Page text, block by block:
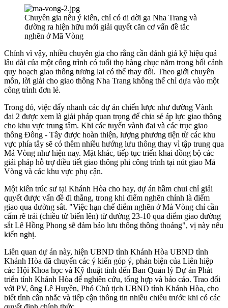
Chuyên gia nêu ý kiến, chỉ có di dời ga Nha Trang và
đường ra hiện hữu mới giải quyết căn cơ vấn đề tắc
nghẽn ở Mã Vòng
Chính vì vậy, nhiều chuyên gia cho rằng cần đánh giá kỹ hiệu quả
lâu dài của một công trình có tuổi thọ hàng chục năm trong bối cảnh
quy hoạch giao thông tương lai có thể thay đổi. Theo giới chuyên
môn, lời giải cho giao thông Nha Trang không thể chỉ dựa vào một
công trình đơn lẻ.
Trong đó, việc đẩy nhanh các dự án chiến lược như đường Vành
đai 2 được xem là giải pháp quan trọng để chia sẻ áp lực giao thông
cho khu vực trung tâm. Khi các tuyến vành đai và các trục giao
thông Đông - Tây được hoàn thiện, lượng phương tiện từ các khu
vực phía tây sẽ có thêm nhiều hướng lưu thông thay vì tập trung qua
Mả Vòng như hiện nay. Mặt khác, tiếp tục triển khai đồng bộ các
giải pháp hỗ trợ điều tiết giao thông phi công trình tại nút giao Mả
Vòng và các khu vực phụ cận.
Một kiến trúc sư tại Khánh Hòa cho hay, dự án hầm chui chỉ giải
quyết được vấn đề đi thẳng, trong khi điểm nghẽn chính là điểm
giao qua đường sắt. "Việc hạn chế điểm nghẽn ở Mả Vòng chỉ cần
cấm rẽ trái (chiều từ biển lên) từ đường 23-10 qua điểm giao đường
sắt Lê Hồng Phong sẽ đảm bảo lưu thông thông thoáng", vị này nêu
kiến nghị.
Liên quan dự án này, hiện UBND tỉnh Khánh Hòa UBND tỉnh
Khánh Hòa đã chuyển các ý kiến góp ý, phản biện của Liên hiệp
các Hội Khoa học và Kỹ thuật tỉnh đến Ban Quản lý Dự án Phát
triển tỉnh Khánh Hòa để nghiên cứu, tổng hợp và báo cáo. Trao đổi
với PV, ông Lê Huyền, Phó Chủ tịch UBND tỉnh Khánh Hòa, cho
biết tỉnh cân nhắc và tiếp cận thông tin nhiều chiều trước khi có các